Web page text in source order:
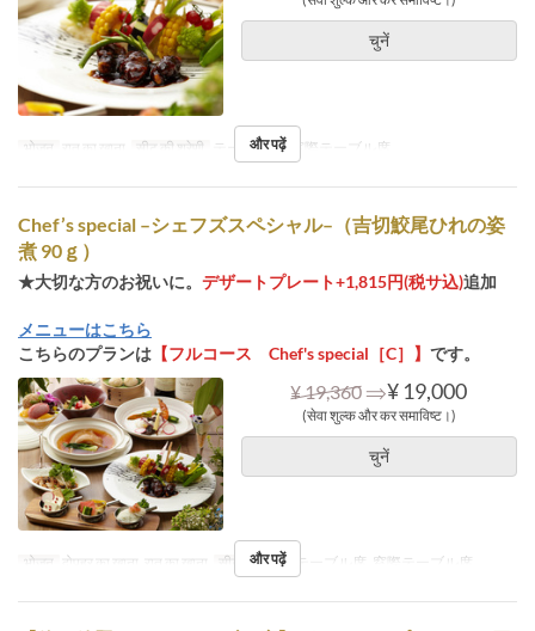
चुनें
भोजन रात का खाना सीट की श्रेणी テーブル席, 窓際テーブル席
और पढ़ें
Chef’s special –シェフズスペシャル–（吉切鮫尾ひれの姿
煮 90ｇ）
★大切な方のお祝いに。 デザートプレート+1,815円(税サ込)追加
メニューはこちら
こちらのプランは 【フルコース Chef's special［C］】 です。
¥ 19,360 ⇒¥ 19,000
(सेवा शुल्क और कर समाविष्ट।)
चुनें
भोजन दोपहर का खाना, रात का खाना सीट की श्रेणी テーブル席, 窓際テーブル席
और पढ़ें